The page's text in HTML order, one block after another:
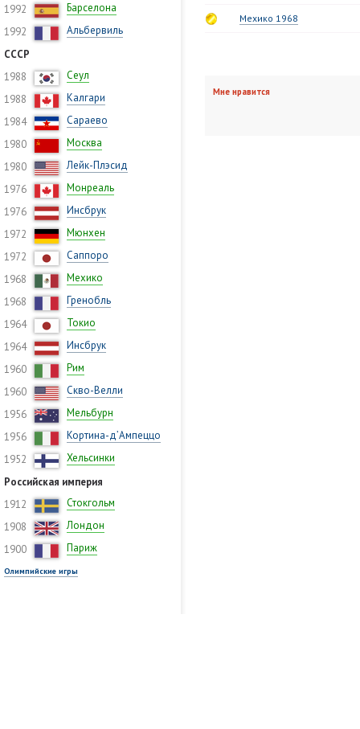
1992
Барселона
1992
Альбервиль
СССР
1988
Сеул
1988
Калгари
1984
Сараево
1980
Москва
1980
Лейк-Плэсид
1976
Монреаль
1976
Инсбрук
1972
Мюнхен
1972
Саппоро
1968
Мехико
1968
Гренобль
1964
Токио
1964
Инсбрук
1960
Рим
1960
Скво-Велли
1956
Мельбурн
1956
Кортина-д’Ампеццо
1952
Хельсинки
Российская империя
1912
Стокгольм
1908
Лондон
1900
Париж
Олимпийские игры
Мехико 1968
Мне нравится